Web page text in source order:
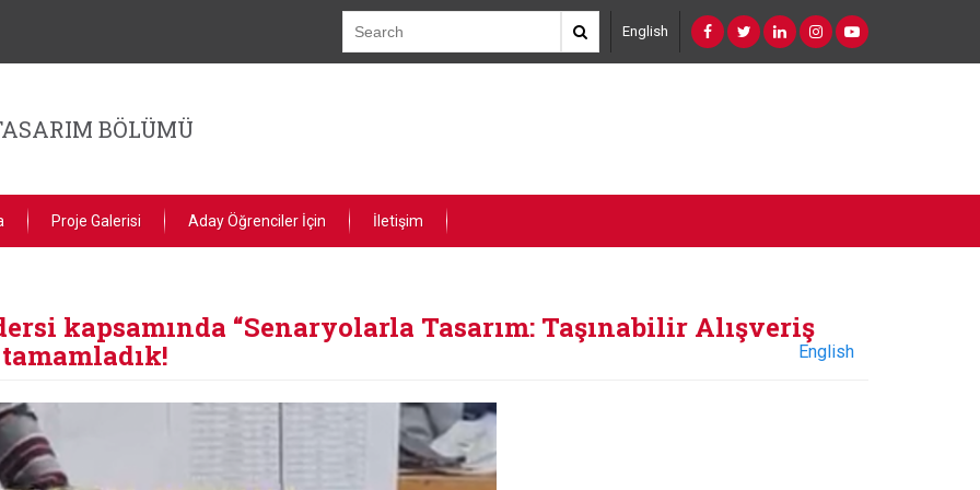
English
BÖLÜMÜ
Proje Galerisi Aday Öğrenciler İçin İletişim
kapsamında “Senaryolarla Tasarım: Taşınabilir Alışveriş
English